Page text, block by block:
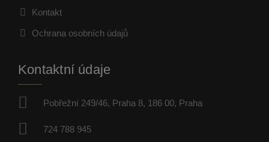
Kontakt
Ochrana osobních údajů
Kontaktní údaje
Pobřežní 249/46, Praha 8, 186 00, Praha
724 788 945